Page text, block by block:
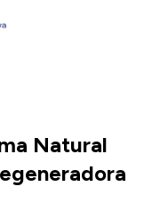
Natural